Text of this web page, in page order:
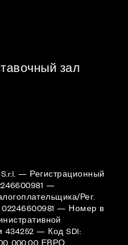
зал
— Регистрационный
—
Рег.
— Номер в
— Код SDI:
000,00 ЕВРО,